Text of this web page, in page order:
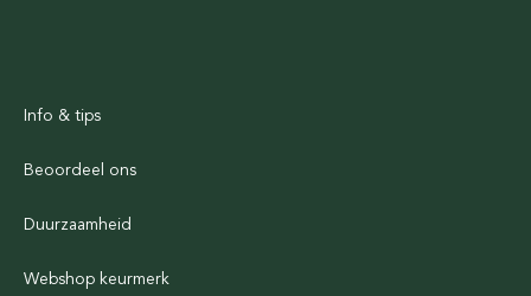
Info & tips
Beoordeel ons
Duurzaamheid
Webshop keurmerk